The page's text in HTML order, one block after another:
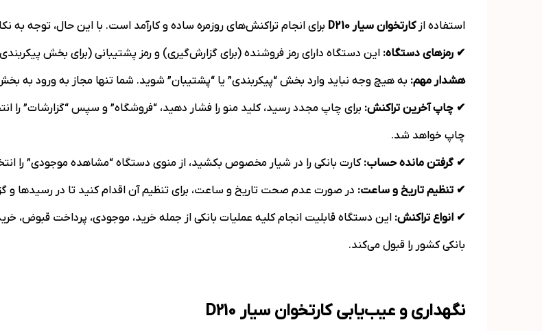
استفاده ازکارتخوان سیارD210 برای انجام تراکنش‌های روزمره ساده و کارآمد است. با این حال، توجه به
✔ رمزهای دستگاه: این دستگاه دارای رمز فروشنده (برای گزارش‌گیری) و رمز پشتیبانی (برای بخش
هشدار مهم: به هیچ وجه نباید وارد بخش “پیکربندی” یا “پشتیبان” شوید. شما تنها مجاز به ورود به
✔ چاپ آخرین تراکنش: برای چاپ مجدد رسید، کلید منو را فشار دهید، “فروشگاه” و سپس “گزارشات” را
چاپ خواهد شد.
✔ گرفتن مانده حساب: کارت بانکی را در شیار مخصوص بکشید، از منوی دستگاه “مشاهده موجودی” را
✔ تنظیم تاریخ و ساعت: در صورت عدم صحت تاریخ و ساعت، برای تنظیم آن اقدام کنید تا در رسیدها و
✔ انواع تراکنش: این دستگاه قابلیت انجام کلیه عملیات بانکی از جمله خرید، موجودی، پرداخت قبوض،
بانکی کشور را قبول می‌کند.
نگهداری و عیب‌یابی کارتخوان سیار D210